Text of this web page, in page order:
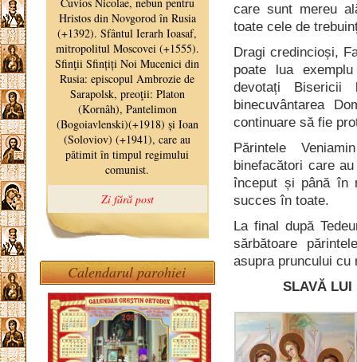
care sunt mereu
toate cele de
Dragi credincioși,
poate lua
devotați
binecuvântarea
continuare să fie
Părintele
binefacători care
început și până în
succes în toate.
La final după
sărbătoare
asupra pruncului cu
SLAVĂ LUI
Calendarul parohiei